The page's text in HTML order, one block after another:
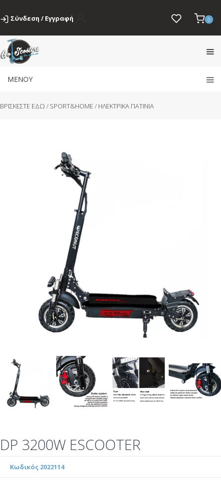
Σύνδεση / Εγγραφή 0
ΜΕΝΟΥ
BΡΙΣΚΕΣΤΕ ΕΔΩ / SPORT&HOME/ ΗΛΕΚΤΡΙΚΑ ΠΑΤΙΝΙΑ
DP 3200W ESCOOTER
Κωδικός 2022114